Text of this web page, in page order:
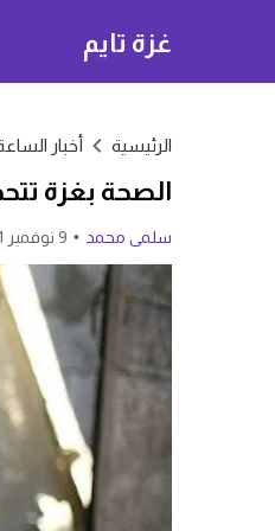
غزة تايم
الرئيسية أخبار
الصحة بغزة
سلمى محمد 9 نوفمبر 2021